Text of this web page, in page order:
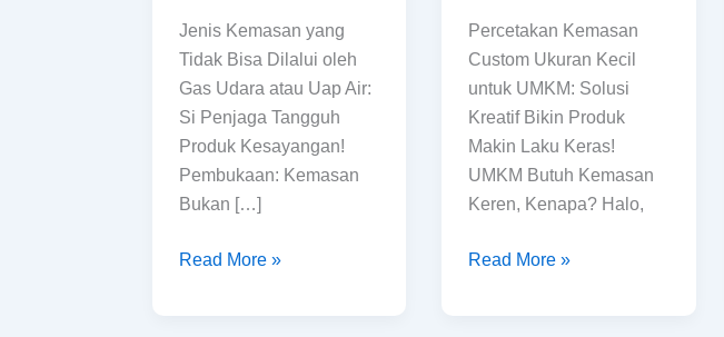
Jenis Kemasan yang
Tidak Bisa Dilalui oleh
Gas Udara atau Uap Air:
Si Penjaga Tangguh
Produk Kesayangan!
Pembukaan: Kemasan
Bukan […]
Dilalui
oleh
Gas
Udara
atau
Uap
Air
Read More »
Percetakan Kemasan
Custom Ukuran Kecil
untuk UMKM: Solusi
Kreatif Bikin Produk
Makin Laku Keras!
UMKM Butuh Kemasan
Keren, Kenapa? Halo,
untuk
UMKM
Read More »